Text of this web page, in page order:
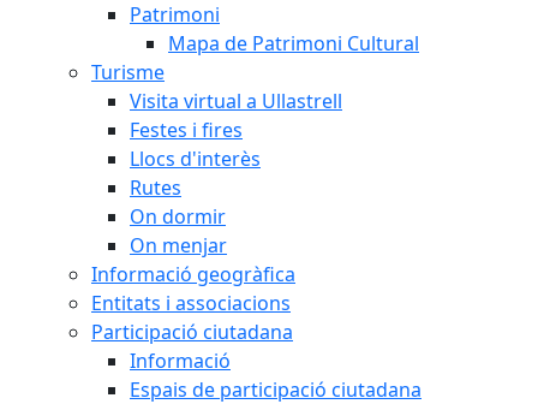
Patrimoni
Mapa de Patrimoni Cultural
Turisme
Visita virtual a Ullastrell
Festes i fires
Llocs d'interès
Rutes
On dormir
On menjar
Informació geogràfica
Entitats i associacions
Participació ciutadana
Informació
Espais de participació ciutadana